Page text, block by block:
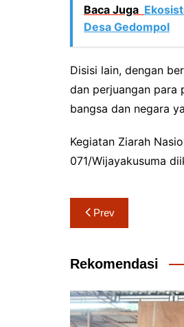
Baca Juga
Desa Gedompol
Disisi lain, dengan
dan perjuangan para
bangsa dan negara
Kegiatan Ziarah
071/Wijayakusuma
Navigasi
pos
Prev
Rekomendasi